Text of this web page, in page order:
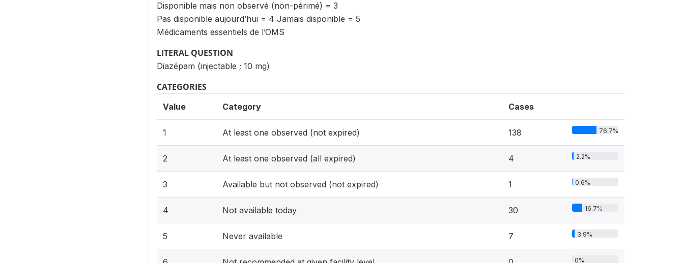
Disponible mais non observé (non-périmé) = 3
Pas disponible aujourd’hui = 4 Jamais disponible = 5
Médicaments essentiels de l’OMS
LITERAL QUESTION
Diazépam (injectable ; 10 mg)
CATEGORIES
Value Category Cases
1 At least one observed (not expired) 138 76.7%
2 At least one observed (all expired) 4 2.2%
3 Available but not observed (not expired) 1 0.6%
4 Not available today 30 16.7%
5 Never available 7 3.9%
0%